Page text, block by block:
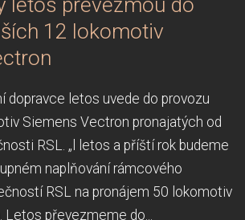
12 lokomotiv
dopravce letos uvede do provozu
Siemens Vectron pronajatých od
RSL. „l letos a příští rok budeme
naplňování rámcového
RSL na pronájem 50 lokomotiv
převezmeme do...